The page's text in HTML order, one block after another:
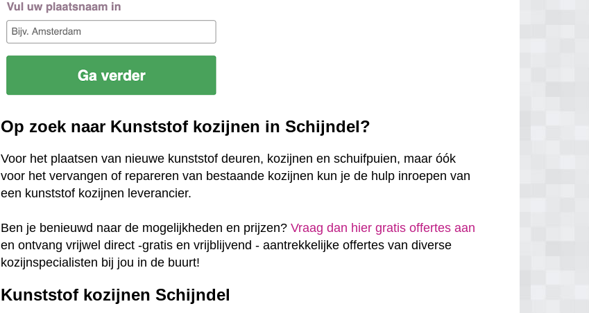
Op zoek naar Kunststof kozijnen in Schijndel?
Voor het plaatsen van nieuwe kunststof deuren, kozijnen en schuifpuien, maar óók
voor het vervangen of repareren van bestaande kozijnen kun je de hulp inroepen van
een kunststof kozijnen leverancier.
Ben je benieuwd naar de mogelijkheden en prijzen?Vraag dan hier gratis offertes aan
en ontvang vrijwel direct -gratis en vrijblijvend - aantrekkelijke offertes van diverse
kozijnspecialisten bij jou in de buurt!
Kunststof kozijnen Schijndel